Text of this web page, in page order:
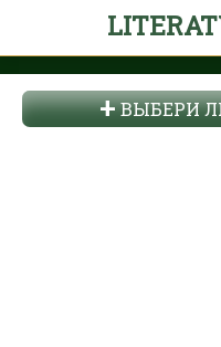
ВЫБЕРИ